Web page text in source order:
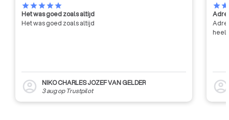
starstarstarstarstar
Het was goed zoals altijd
Het was goed zoals altijd
account_circle
NIKO CHARLES JOZEF VAN GELDER
3 augop Trustpilot
starstar
heel
account_circle